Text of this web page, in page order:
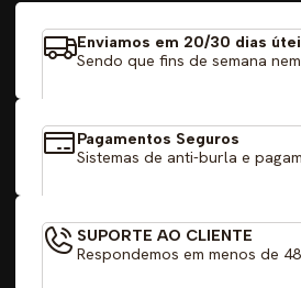
Enviamos em 20/30 dias
Sendo que fins de semana
Pagamentos Seguros
Sistemas de anti-burla e
SUPORTE AO CLIENTE
Respondemos em menos de